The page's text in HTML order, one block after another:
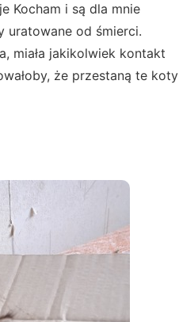
Kocham i są dla mnie
uratowane od śmierci.
miała jakikolwiek kontakt
że przestaną te koty